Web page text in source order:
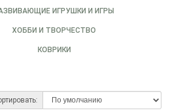
ИГРУШКИ И ИГРЫ
ХОББИ И ТВОРЧЕСТВО
КОВРИКИ